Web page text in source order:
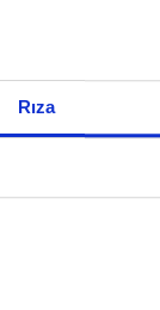
Rıza